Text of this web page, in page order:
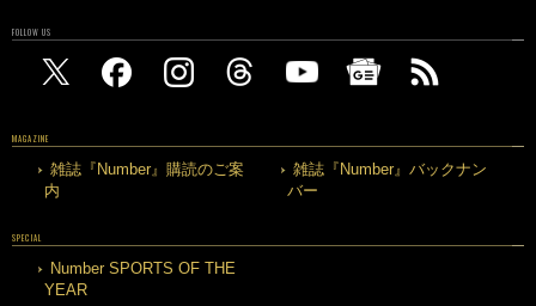
FOLLOW US
MAGAZINE
雑誌『Number』購読のご案
内
雑誌『Number』バックナン
バー
SPECIAL
Number SPORTS OF THE
YEAR